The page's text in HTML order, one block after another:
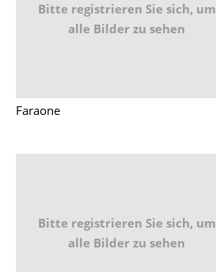
Bitte registrieren Sie sich, um
alle Bilder zu sehen
Faraone
Bitte registrieren Sie sich, um
alle Bilder zu sehen